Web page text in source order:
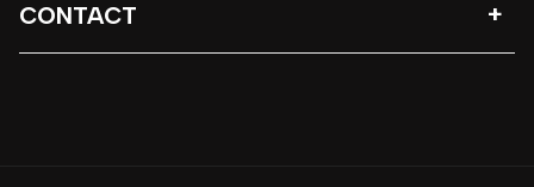
CONTACT